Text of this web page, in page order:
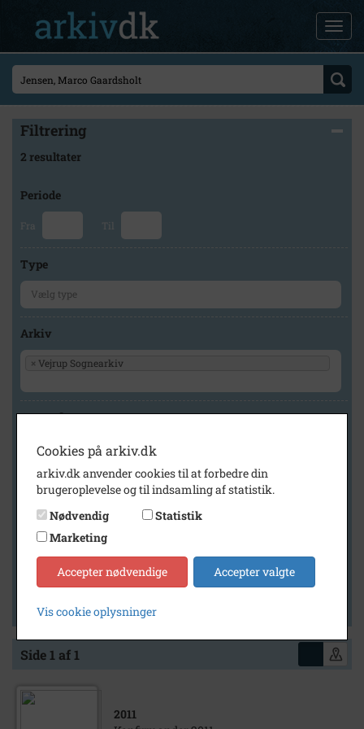
Filtrering
2 resultater
Periode
Fra Til
Type
Arkiv
× Vejrup Sognearkiv
Geografi
Generelt
Vis kun med billeder
Vis kun med filmklip
Vis kun med lydklip
Vis kun med kilder
Vis kun med geo-tag
Side 1 af 1
2011
Cookies på arkiv.dk
arkiv.dk anvender cookies til at forbedre din
brugeroplevelse og til indsamling af statistik.
Nødvendig
Statistik
Marketing
Accepter nødvendige Accepter valgte
Vis cookie oplysninger